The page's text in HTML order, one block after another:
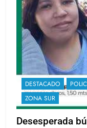
DESTACADO
ZONA SUR
Desesperada